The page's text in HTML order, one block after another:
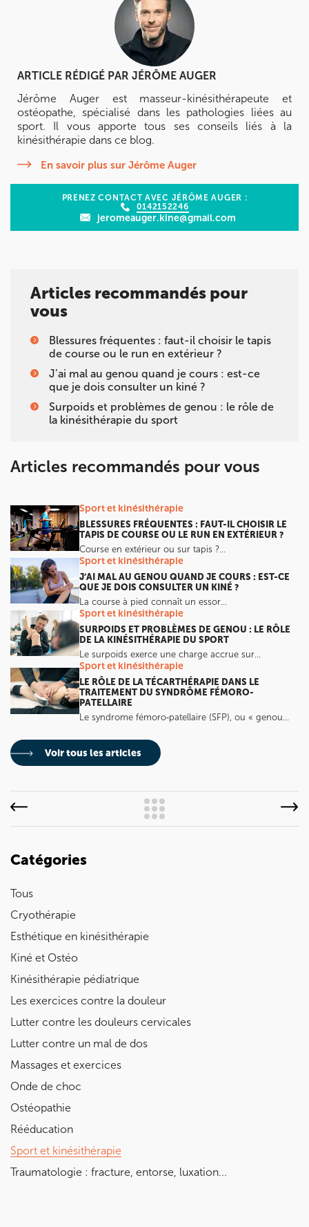
ARTICLE RÉDIGÉ PAR JÉRÔME AUGER
Jérôme Auger est masseur-kinésithérapeute et
ostéopathe, spécialisé dans les pathologies liées au
sport. Il vous apporte tous ses conseils liés à la
kinésithérapie dans ce blog.
En savoir plus sur Jérôme Auger
PRENEZ CONTACT AVEC JÉRÔME AUGER :
0142152246
jeromeauger.kine@gmail.com
Articles recommandés pour
vous
Blessures fréquentes : faut-il choisir le tapis
de course ou le run en extérieur ?
J’ai mal au genou quand je cours : est-ce
que je dois consulter un kiné ?
Surpoids et problèmes de genou : le rôle de
la kinésithérapie du sport
Articles recommandés pour vous
Sport et kinésithérapie
BLESSURES FRÉQUENTES : FAUT-IL CHOISIR LE
TAPIS DE COURSE OU LE RUN EN EXTÉRIEUR ?
Course en extérieur ou sur tapis ?…
Sport et kinésithérapie
J’AI MAL AU GENOU QUAND JE COURS : EST-CE
QUE JE DOIS CONSULTER UN KINÉ ?
La course à pied connaît un essor…
Sport et kinésithérapie
SURPOIDS ET PROBLÈMES DE GENOU : LE RÔLE
DE LA KINÉSITHÉRAPIE DU SPORT
Le surpoids exerce une charge accrue sur…
Sport et kinésithérapie
LE RÔLE DE LA TÉCARTHÉRAPIE DANS LE
TRAITEMENT DU SYNDRÔME FÉMORO-
PATELLAIRE
Le syndrome fémoro‑patellaire (SFP), ou « genou…
Voir tous les articles
Catégories
Tous
Cryothérapie
Esthétique en kinésithérapie
Kiné et Ostéo
Kinésithérapie pédiatrique
Les exercices contre la douleur
Lutter contre les douleurs cervicales
Lutter contre un mal de dos
Massages et exercices
Onde de choc
Ostéopathie
Rééducation
Sport et kinésithérapie
Traumatologie : fracture, entorse, luxation...